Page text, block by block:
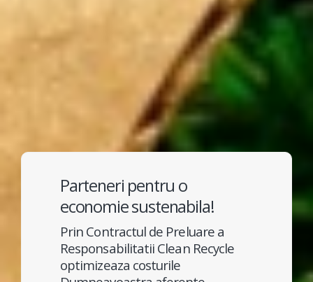
Parteneri pentru o
economie sustenabila!
Prin Contractul de Preluare a
Responsabilitatii Clean Recycle
optimizeaza costurile